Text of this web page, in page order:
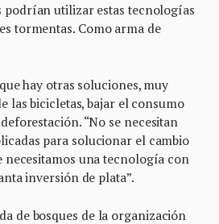
podrían utilizar estas tecnologías
tormentas. Como arma de
hay otras soluciones, muy
las bicicletas, bajar el consumo
“No se necesitan
para solucionar el cambio
necesitamos una tecnología con
inversión de plata”.
de bosques de la organización